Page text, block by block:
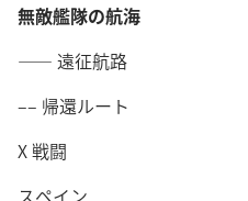
無敵艦隊の航海
―― 遠征航路
–– 帰還ルート
X 戦闘
スペイン